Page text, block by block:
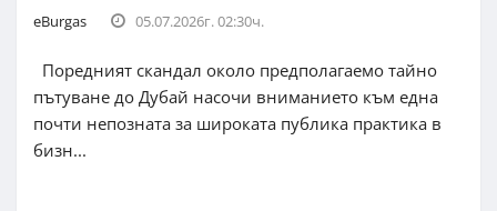
eBurgas 05.07.2026г. 02:30ч.
Поредният скандал около предполагаемо тайно
пътуване до Дубай насочи вниманието към една
почти непозната за широката публика практика в
бизн...